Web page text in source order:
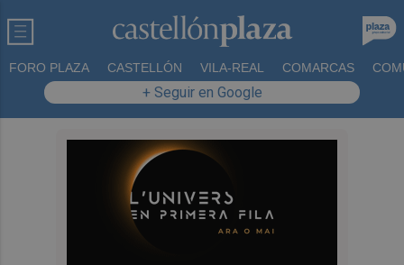
FORO PLAZA CASTELLÓN VILA-REAL COMARCAS
+ Seguir en Google